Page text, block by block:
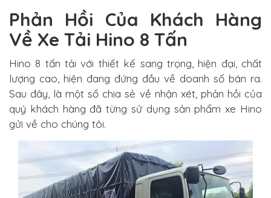
Phản Hồi Của Khách Hàng
Về Xe Tải Hino 8 Tấn
Hino 8 tấn tải với thiết kế sang trọng, hiện đại, chất
lượng cao, hiện đang đứng đầu về doanh số bán ra.
Sau đây, là một số chia sẻ về nhận xét, phản hồi của
quý khách hàng đã từng sử dụng sản phẩm xe Hino
gửi về cho chúng tôi.